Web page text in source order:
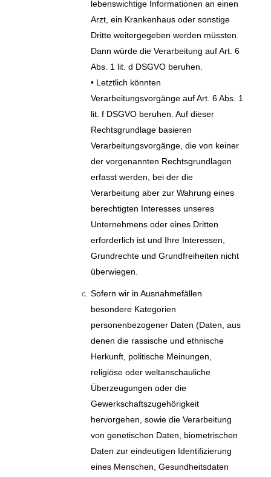
lebenswichtige Informationen an einen
Arzt, ein Krankenhaus oder sonstige
Dritte weitergegeben werden müssten.
Dann würde die Verarbeitung auf Art. 6
Abs. 1 lit. d DSGVO beruhen.
• Letztlich könnten
Verarbeitungsvorgänge auf Art. 6 Abs. 1
lit. f DSGVO beruhen. Auf dieser
Rechtsgrundlage basieren
Verarbeitungsvorgänge, die von keiner
der vorgenannten Rechtsgrundlagen
erfasst werden, bei der die
Verarbeitung aber zur Wahrung eines
berechtigten Interesses unseres
Unternehmens oder eines Dritten
erforderlich ist und Ihre Interessen,
Grundrechte und Grundfreiheiten nicht
überwiegen.
Sofern wir in Ausnahmefällen
besondere Kategorien
personenbezogener Daten (Daten, aus
denen die rassische und ethnische
Herkunft, politische Meinungen,
religiöse oder weltanschauliche
Überzeugungen oder die
Gewerkschaftszugehörigkeit
hervorgehen, sowie die Verarbeitung
von genetischen Daten, biometrischen
Daten zur eindeutigen Identifizierung
eines Menschen, Gesundheitsdaten